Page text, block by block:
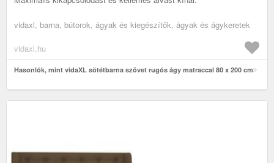
vidaxl, barna, bútorok, ágyak és kiegészítők, ágyak és ágykeretek
vidaxl.hu
Hasonlók, mint vidaXL sötétbarna szövet rugós ágy matraccal 80 x 200 cm